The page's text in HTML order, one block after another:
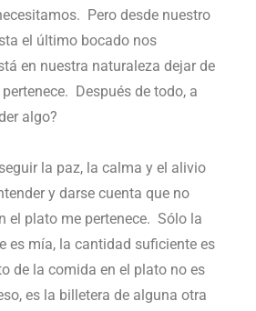
Pero desde nuestro
el último bocado nos
en nuestra naturaleza dejar de
Después de todo, a
algo?
la paz, la calma y el alivio
y darse cuenta que no
el plato me pertenece. Sólo la
es mía, la cantidad suficiente es
de la comida en el plato no es
es la billetera de alguna otra